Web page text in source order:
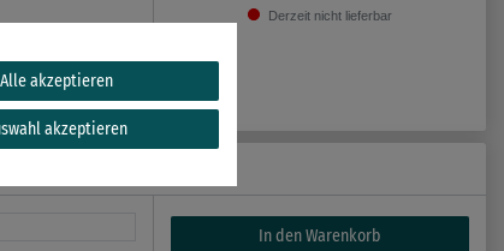
1NC AC1 16A
0) ersetzt.
den aktuellen Preis
Derzeit nicht lieferbar
In den Warenkorb
Alle akzeptieren
akzeptieren